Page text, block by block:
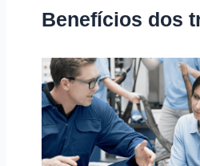
Benefícios dos